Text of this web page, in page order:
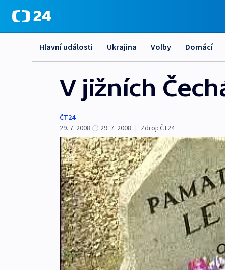
Hlavní události Ukrajina Volby Domácí
V jižních
ČT24
29. 7. 2008
29. 7. 2008 | Zdroj: ČT24